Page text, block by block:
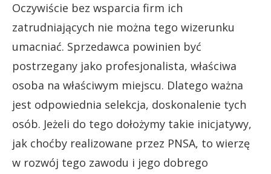
Oczywiście bez wsparcia firm ich
zatrudniających nie można tego wizerunku
umacniać. Sprzedawca powinien być
postrzegany jako profesjonalista, właściwa
osoba na właściwym miejscu. Dlatego ważna
jest odpowiednia selekcja, doskonalenie tych
osób. Jeżeli do tego dołożymy takie inicjatywy,
jak choćby realizowane przez PNSA, to wierzę
w rozwój tego zawodu i jego dobrego